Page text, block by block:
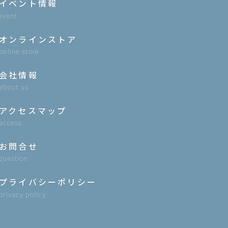
ベント情報
ンラインストア
store
社情報
us
クセスマップ
問合せ
ライバシーポリシー
policy